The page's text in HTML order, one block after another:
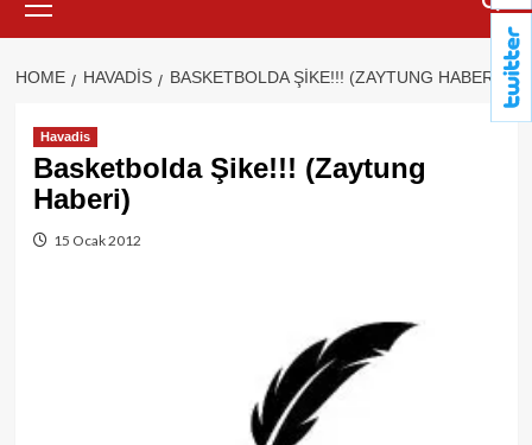
Menu
HOME HAVADIS BASKETBOLDA ŞIKE!!! (ZAYTUNG HABERI)
Havadis
Basketbolda Şike!!! (Zaytung
Haberi)
15 Ocak 2012